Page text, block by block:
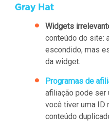
Gray Hat
Widgets
conteúdo do site:
escondido, mas
da widget.
Programas de
afiliação pode ser
você tiver uma ID
conteúdo